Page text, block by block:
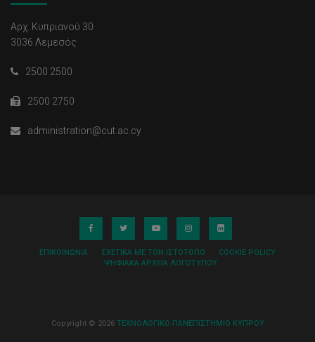
Αρχ. Κυπριανού 30
3036 Λεμεσός
2500 2500
2500 2750
administration@cut.ac.cy
ΕΠΙΚΟΙΝΩΝΊΑ ΣΧΕΤΙΚΆ ΜΕ ΤΟΝ ΙΣΤΌΤΟΠΟ
COOKIE POLICY
ΨΗΦΙΑΚΆ ΑΡΧΕΊΑ ΛΟΓΌΤΥΠΟΥ
Copyright © 2026 ΤΕΧΝΟΛΟΓΙΚΟ ΠΑΝΕΠΙΣΤΗΜΙΟ ΚΥΠΡΟΥ